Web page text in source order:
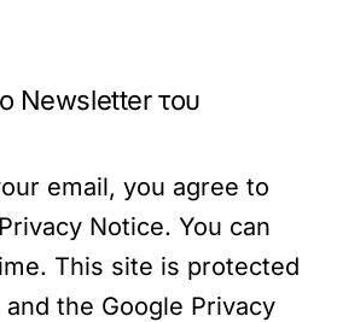
Newsletter του
email, you agree to
Notice. You can
This site is protected
and the Google Privacy